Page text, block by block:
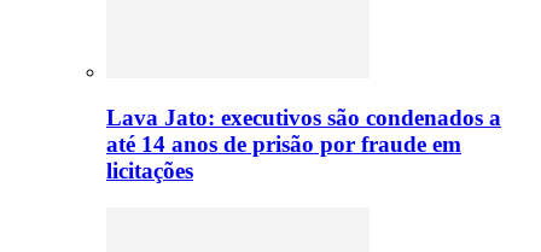
Lava Jato: executivos são condenados a
até 14 anos de prisão por fraude em
licitações